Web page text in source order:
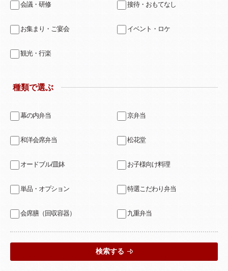
会議・研修 接待・おもてなし
お集まり・ご宴会 イベント・ロケ
観光・行楽
種類で選ぶ
幕の内弁当 京弁当
和洋会席弁当 松花堂
オードブル/皿鉢 お子様向け料理
単品・オプション 特選こだわり弁当
会席膳（回収容器） 九重弁当
検索する